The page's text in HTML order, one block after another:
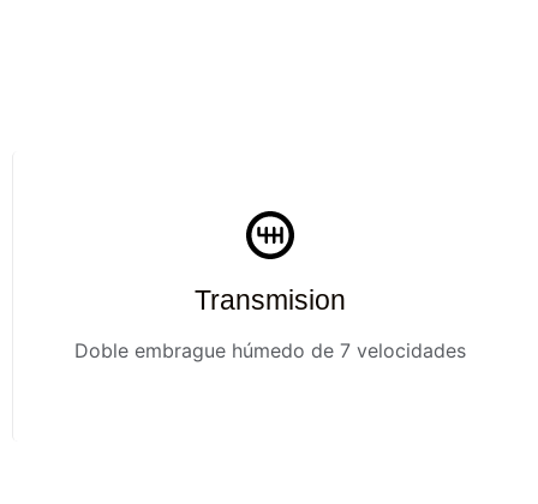
Transmision
Doble embrague húmedo de 7 velocidades